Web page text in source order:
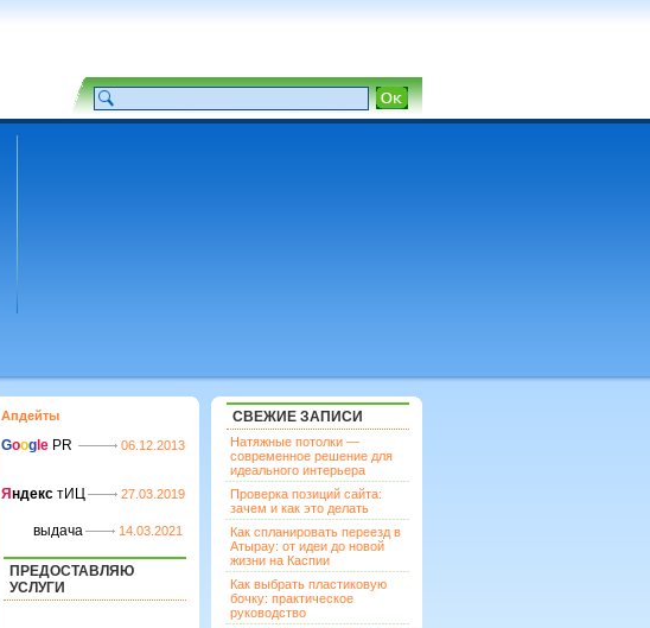
Апдейты
Goog le PR 06.12.2013
Я ндекс тИЦ 27.03.2019
выдача 14.03.2021
ПРЕДОСТАВЛЯЮ
УСЛУГИ
СВЕЖИЕ ЗАПИСИ
Натяжные потолки —
современное решение для
идеального интерьера
Проверка позиций сайта:
зачем и как это делать
Как спланировать переезд в
Атырау: от идеи до новой
жизни на Каспии
Как выбрать пластиковую
бочку: практическое
руководство